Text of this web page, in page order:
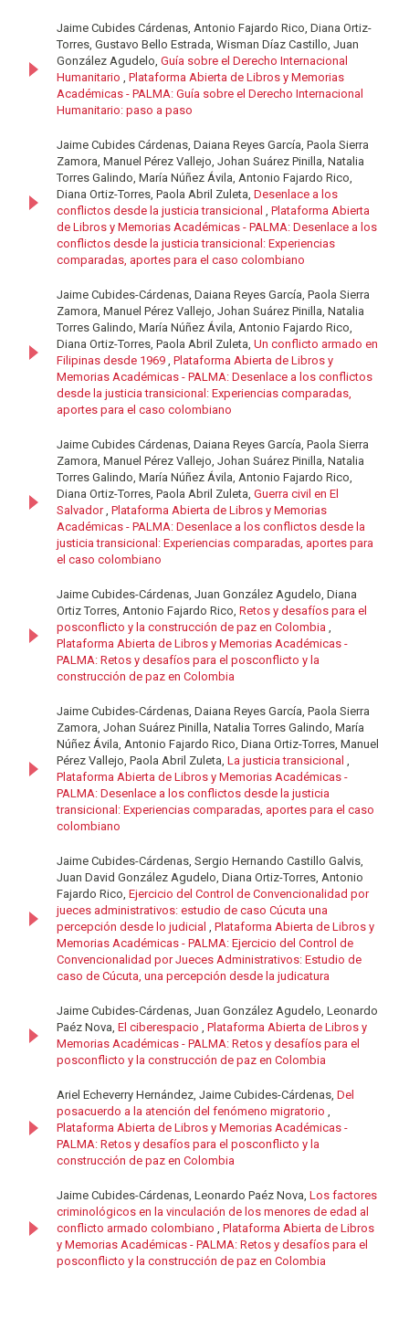
Jaime Cubides Cárdenas, Antonio Fajardo Rico, Diana Ortiz-
Torres, Gustavo Bello Estrada, Wisman Díaz Castillo, Juan
González Agudelo, Guía sobre el Derecho Internacional
Humanitario , Plataforma Abierta de Libros y Memorias
Académicas - PALMA: Guía sobre el Derecho Internacional
Humanitario: paso a paso
Jaime Cubides Cárdenas, Daiana Reyes García, Paola Sierra
Zamora, Manuel Pérez Vallejo, Johan Suárez Pinilla, Natalia
Torres Galindo, María Núñez Ávila, Antonio Fajardo Rico,
Diana Ortiz-Torres, Paola Abril Zuleta, Desenlace a los
conflictos desde la justicia transicional , Plataforma Abierta
de Libros y Memorias Académicas - PALMA: Desenlace a los
conflictos desde la justicia transicional: Experiencias
comparadas, aportes para el caso colombiano
Jaime Cubides-Cárdenas, Daiana Reyes García, Paola Sierra
Zamora, Manuel Pérez Vallejo, Johan Suárez Pinilla, Natalia
Torres Galindo, María Núñez Ávila, Antonio Fajardo Rico,
Diana Ortiz-Torres, Paola Abril Zuleta, Un conflicto armado en
Filipinas desde 1969 , Plataforma Abierta de Libros y
Memorias Académicas - PALMA: Desenlace a los conflictos
desde la justicia transicional: Experiencias comparadas,
aportes para el caso colombiano
Jaime Cubides Cárdenas, Daiana Reyes García, Paola Sierra
Zamora, Manuel Pérez Vallejo, Johan Suárez Pinilla, Natalia
Torres Galindo, María Núñez Ávila, Antonio Fajardo Rico,
Diana Ortiz-Torres, Paola Abril Zuleta, Guerra civil en El
Salvador, Plataforma Abierta de Libros y Memorias
Académicas - PALMA: Desenlace a los conflictos desde la
justicia transicional: Experiencias comparadas, aportes para
el caso colombiano
Jaime Cubides-Cárdenas, Juan González Agudelo, Diana
Ortiz Torres, Antonio Fajardo Rico, Retos y desafíos para el
posconflicto y la construcción de paz en Colombia ,
Plataforma Abierta de Libros y Memorias Académicas -
PALMA: Retos y desafíos para el posconflicto y la
construcción de paz en Colombia
Jaime Cubides-Cárdenas, Daiana Reyes García, Paola Sierra
Zamora, Johan Suárez Pinilla, Natalia Torres Galindo, María
Núñez Ávila, Antonio Fajardo Rico, Diana Ortiz-Torres, Manuel
Pérez Vallejo, Paola Abril Zuleta, La justicia transicional ,
Plataforma Abierta de Libros y Memorias Académicas -
PALMA: Desenlace a los conflictos desde la justicia
transicional: Experiencias comparadas, aportes para el caso
colombiano
Jaime Cubides-Cárdenas, Sergio Hernando Castillo Galvis,
Juan David González Agudelo, Diana Ortiz-Torres, Antonio
Fajardo Rico, Ejercicio del Control de Convencionalidad por
jueces administrativos: estudio de caso Cúcuta una
percepción desde lo judicial , Plataforma Abierta de Libros y
Memorias Académicas - PALMA: Ejercicio del Control de
Convencionalidad por Jueces Administrativos: Estudio de
caso de Cúcuta, una percepción desde la judicatura
Jaime Cubides-Cárdenas, Juan González Agudelo, Leonardo
Paéz Nova, El ciberespacio , Plataforma Abierta de Libros y
Memorias Académicas - PALMA: Retos y desafíos para el
posconflicto y la construcción de paz en Colombia
Ariel Echeverry Hernández, Jaime Cubides-Cárdenas, Del
posacuerdo a la atención del fenómeno migratorio ,
Plataforma Abierta de Libros y Memorias Académicas -
PALMA: Retos y desafíos para el posconflicto y la
construcción de paz en Colombia
Jaime Cubides-Cárdenas, Leonardo Paéz Nova, Los factores
criminológicos en la vinculación de los menores de edad al
conflicto armado colombiano , Plataforma Abierta de Libros
y Memorias Académicas - PALMA: Retos y desafíos para el
posconflicto y la construcción de paz en Colombia